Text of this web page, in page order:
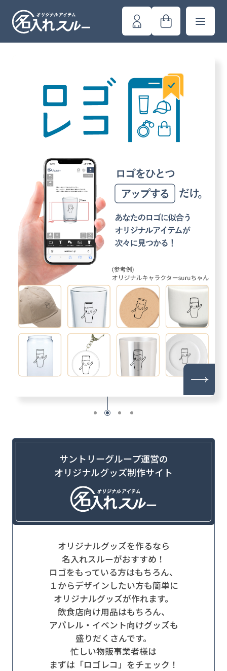
サントリーグループ運営の
オリジナルグッズ制作サイト
オリジナルグッズを作るなら
名入れスルーがおすすめ！
ロゴをもっている方はもちろん、
１からデザインしたい方も簡単に
オリジナルグッズが作れます。
飲食店向け用品はもちろん、
アパレル・イベント向けグッズも
盛りだくさんです。
忙しい物販事業者様は
まずは「ロゴレコ」をチェック！